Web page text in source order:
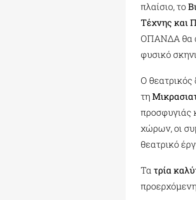
πλαίσιο, το
Τέχνης και
ΟΠΑΝΔΑ θα
φυσικό
Ο θεατρικός
τη
προσφυγιάς
χώρων, οι
θεατρικό
Τα τρία